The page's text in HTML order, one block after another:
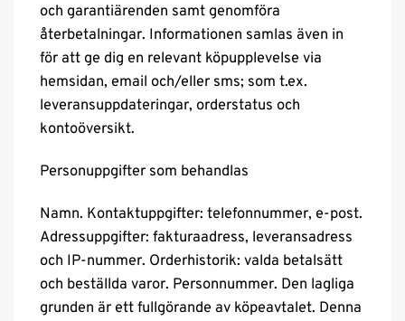
och garantiärenden samt genomföra
återbetalningar. Informationen samlas även in
för att ge dig en relevant köpupplevelse via
hemsidan, email och/eller sms; som t.ex.
leveransuppdateringar, orderstatus och
kontoöversikt.
Personuppgifter som behandlas
Namn. Kontaktuppgifter: telefonnummer, e-post.
Adressuppgifter: fakturaadress, leveransadress
och IP-nummer. Orderhistorik: valda betalsätt
och beställda varor. Personnummer. Den lagliga
grunden är ett fullgörande av köpeavtalet. Denna